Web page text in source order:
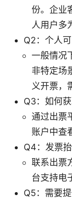
份。企业
人用户多
Q2：个人
一般情况
非特定场
义开票，
Q3：如何
通过出票
账户中查
Q4：发票
联系出票
台支持电
Q5：需要